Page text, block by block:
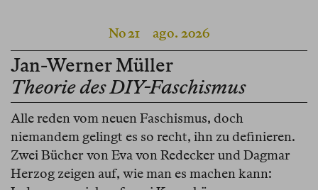
No 21 ago. 2026
Jan-Werner Müller
Theorie des DIY-Faschismus
Alle reden vom neuen Faschismus, doch
niemandem gelingt es so recht, ihn zu definieren.
Zwei Bücher von Eva von Redecker und Dagmar
Herzog zeigen auf, wie man es machen kann: